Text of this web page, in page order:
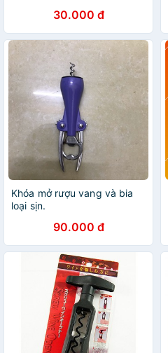
30.000 đ
Khóa mở rượu vang và bia
loại sịn.
90.000 đ